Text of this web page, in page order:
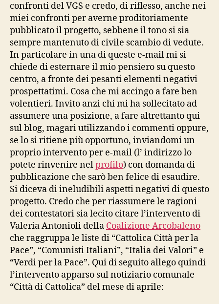
confronti del VGS e credo, di riflesso, anche nei
miei confronti per averne proditoriamente
pubblicato il progetto, sebbene il tono si sia
sempre mantenuto di civile scambio di vedute.
In particolare in una di queste e-mail mi si
chiede di esternare il mio pensiero su questo
centro, a fronte dei pesanti elementi negativi
prospettatimi. Cosa che mi accingo a fare ben
volentieri. Invito anzi chi mi ha sollecitato ad
assumere una posizione, a fare altrettanto qui
sul blog, magari utilizzando i commenti oppure,
se lo si ritiene più opportuno, inviandomi un
proprio intervento per e-mail (l’ indirizzo lo
potete rinvenire nelprofilo) con domanda di
pubblicazione che sarò ben felice di esaudire.
Si diceva di ineludibili aspetti negativi di questo
progetto. Credo che per riassumere le ragioni
dei contestatori sia lecito citare l’intervento di
Valeria Antonioli della Coalizione Arcobaleno
che raggruppa le liste di “Cattolica Città per la
Pace”, “Comunisti Italiani”, “Italia dei Valori” e
“Verdi per la Pace”. Qui di seguito allego quindi
l’intervento apparso sul notiziario comunale
“Città di Cattolica” del mese di aprile: